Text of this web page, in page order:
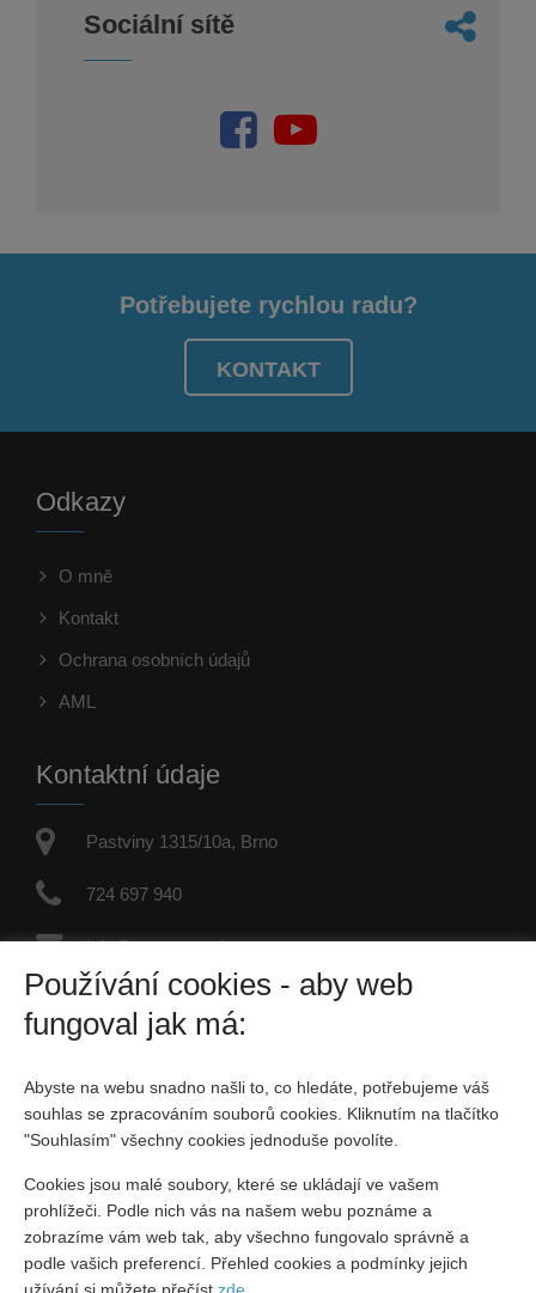
Sociální sítě
Potřebujete rychlou radu?
KONTAKT
Odkazy
O mně
Kontakt
Ochrana osobních údajů
AML
Kontaktní údaje
Pastviny 1315/10a, Brno
724 697 940
info@petrsyrovatka.cz
IČO: 67584462
Fyzická osoba zapsaná v živnostenském rejstříku
Sociální sítě
Vytvořeno v systému
Používání cookies - aby web
fungoval jak má:
Abyste na webu snadno našli to, co hledáte, potřebujeme váš
souhlas se zpracováním souborů cookies. Kliknutím na tlačítko
"Souhlasím" všechny cookies jednoduše povolíte.
Cookies jsou malé soubory, které se ukládají ve vašem
prohlížeči. Podle nich vás na našem webu poznáme a
zobrazíme vám web tak, aby všechno fungovalo správně a
podle vašich preferencí. Přehled cookies a podmínky jejich